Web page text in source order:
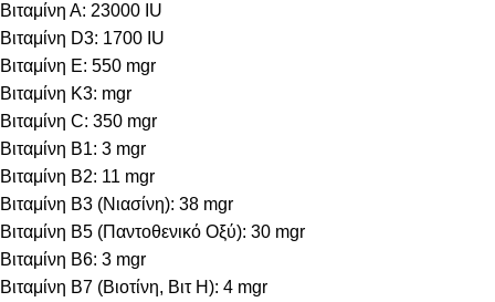
Βιταμίνη Α: 23000 IU
Βιταμίνη D3: 1700 IU
Βιταμίνη E: 550 mgr
Βιταμίνη Κ3: mgr
Βιταμίνη C: 350 mgr
Βιταμίνη B1: 3 mgr
Βιταμίνη B2: 11 mgr
Βιταμίνη B3 (Νιασίνη): 38 mgr
Βιταμίνη B5 (Παντοθενικό Οξύ): 30 mgr
Βιταμίνη B6: 3 mgr
Βιταμίνη B7 (Βιοτίνη, Βιτ Η): 4 mgr